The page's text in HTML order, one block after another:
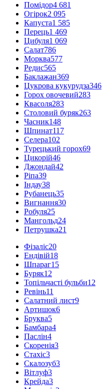
Помідор4 681
Огірок2 095
Капуста1 585
Перець1 469
Цибуля1 069
Салат786
Морква577
Редис565
Баклажан369
Цукрова кукурудза346
Горох овочевий283
Квасоля283
Столовий буряк263
Часник148
Шпинат117
Селера102
Турецький горох69
Цикорій46
Джондай42
Ріпа39
Індау38
Рубанець35
Вигнання30
Робуля25
Мангольд24
Петрушка21
Фізаліс20
Ендівій18
Шпараг15
Буряк12
Топільчасті бульби12
Ревінь11
Салатний лист9
Артишок6
Бруква5
Бамбара4
Паслін4
Скоренія3
Стахіс3
Скалозуб3
Вітлуф3
Крейда3